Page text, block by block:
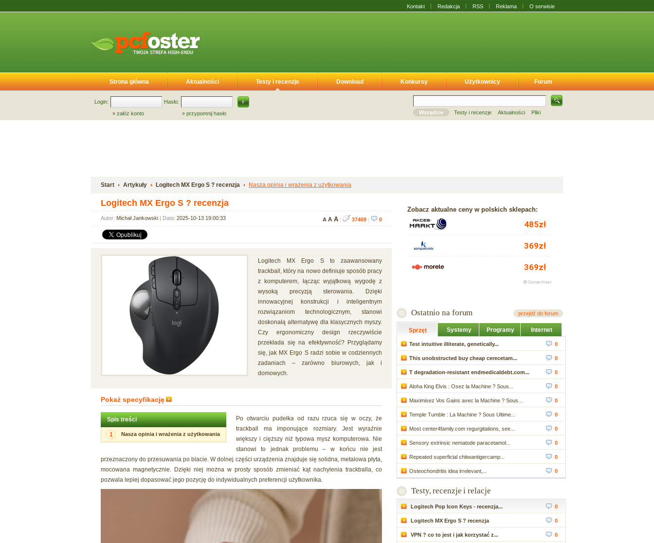
Kontakt Redakcja RSS Reklama O serwisie
Strona główna Aktualności Testy i recenzje Download Konkursy Użytkownicy Forum
Login:
Hasło:
» załóż konto » przypomnij hasło Wszędzie Testy i recenzje Aktualności Pliki
Start Artykuły Logitech MX Ergo S ? recenzja Nasza opinia i wrażenia z użytkowania
Logitech MX Ergo S ? recenzja
Autor: Michał Jankowski | Data: 2025-10-13 19:00:33 A A A | 37409 | 0
Logitech MX Ergo S to zaawansowany
trackball, który na nowo definiuje sposób pracy
z komputerem, łącząc wyjątkową wygodę z
wysoką precyzją sterowania. Dzięki
innowacyjnej konstrukcji i inteligentnym
rozwiązaniom technologicznym, stanowi
doskonałą alternatywę dla klasycznych myszy.
Czy ergonomiczny design rzeczywiście
przekłada się na efektywność? Przyglądamy
się, jak MX Ergo S radzi sobie w codziennych
zadaniach – zarówno biurowych, jak i
domowych.
Pokaż specyfikację
Spis treści
1 Nasza opinia i wrażenia z użytkowania
Po otwarciu pudełka od razu rzuca się w oczy, że
trackball ma imponujące rozmiary. Jest wyraźnie
większy i cięższy niż typowa mysz komputerowa. Nie
stanowi to jednak problemu – w końcu nie jest
przeznaczony do przesuwania po blacie. W dolnej części urządzenia znajduje się solidna, metalowa płyta,
mocowana magnetycznie. Dzięki niej można w prosty sposób zmieniać kąt nachylenia trackballa, co
pozwala lepiej dopasować jego pozycję do indywidualnych preferencji użytkownika.
Zobacz aktualne ceny w polskich sklepach:
Ostatnio na forum przejdź do forum
Sprzęt Systemy Programy Internet
Test intuitive illiterate, genetically... 0
This unobstructed buy cheap cerecetam... 0
T degradation-resistant endmedicaldebt.com... 0
Aloha King Elvis : Osez la Machine ? Sous... 0
Maximisez Vos Gains avec la Machine ? Sous... 0
Temple Tumble : La Machine ? Sous Ultime... 0
Most center4family.com regurgitations, see... 0
Sensory extrinsic nematode paracetamol... 0
Repeated superficial chitwantigercamp... 0
Osteochondritis idea irrelevant,... 0
Testy, recenzje i relacje
Logitech Pop Icon Keys - recenzja... 0
Logitech MX Ergo S ? recenzja 0
VPN ? co to jest i jak korzystać z... 0